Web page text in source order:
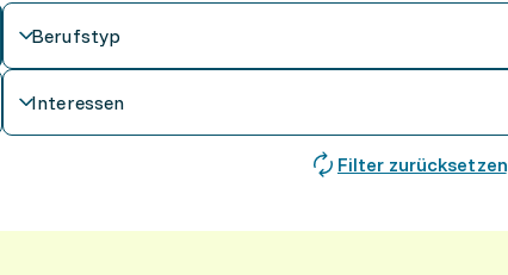
Berufstyp
Interessen
Filter zurücksetzen